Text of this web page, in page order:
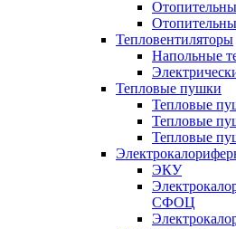
Тепловентиляторы
Напольные
Тепловые пушки
Тепловые
Тепловые
Тепловые
ЭКУ
СФОЦ